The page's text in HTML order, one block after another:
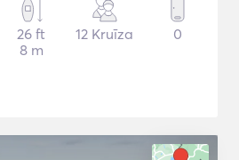
26 ft
8 m
12 Kruīza 0